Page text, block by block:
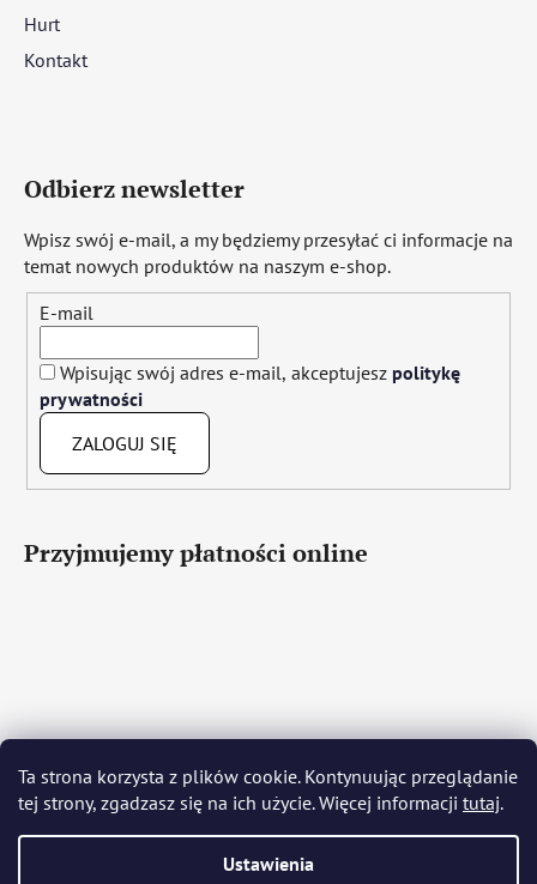
Ta strona korzysta z plików cookie. Kontynuując przeglądanie
tej strony, zgadzasz się na ich użycie. Więcej informacji tutaj.
Ustawienia
Hurt
Kontakt
Odbierz newsletter
Wpisz swój e-mail, a my będziemy przesyłać ci informacje na
temat nowych produktów na naszym e-shop.
E-mail
Wpisując swój adres e-mail, akceptujesz politykę
prywatności
ZALOGUJ SIĘ
Przyjmujemy płatności online
Język polski Română Italiano Español
Français
Português Български Hrvatski Slovenščina Srpski
Nederlands Українська Ελληνικά Svenska Dansk